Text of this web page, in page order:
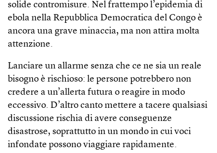
solide contromisure. Nel frattempo l’epidemia di
ebola nella Repubblica Democratica del Congo è
ancora una grave minaccia, ma non attira molta
attenzione.
Lanciare un allarme senza che ce ne sia un reale
bisogno è rischioso: le persone potrebbero non
credere a un’allerta futura o reagire in modo
eccessivo. D’altro canto mettere a tacere qualsiasi
discussione rischia di avere conseguenze
disastrose, soprattutto in un mondo in cui voci
infondate possono viaggiare rapidamente.